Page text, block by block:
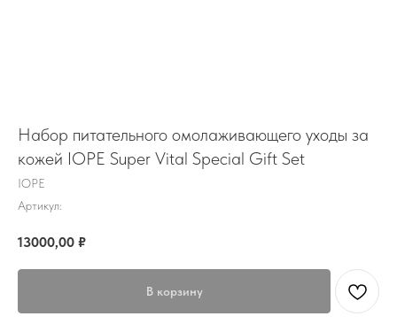
Набор питательного омолаживающего уходы за
кожей IOPE Super Vital Special Gift Set
IOPE
Артикул:
13000,00 ₽
В корзину